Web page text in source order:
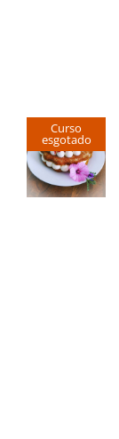
Curso
esgotado